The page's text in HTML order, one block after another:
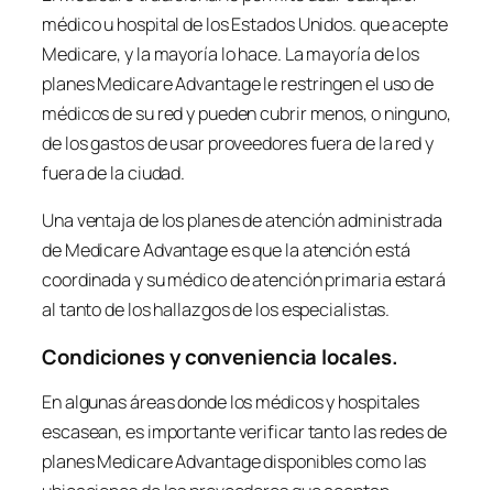
médico u hospital de los Estados Unidos. que acepte
Medicare, y la mayoría lo hace. La mayoría de los
planes Medicare Advantage le restringen el uso de
médicos de su red y pueden cubrir menos, o ninguno,
de los gastos de usar proveedores fuera de la red y
fuera de la ciudad.
Una ventaja de los planes de atención administrada
de Medicare Advantage es que la atención está
coordinada y su médico de atención primaria estará
al tanto de los hallazgos de los especialistas.
Condiciones y conveniencia locales.
En algunas áreas donde los médicos y hospitales
escasean, es importante verificar tanto las redes de
planes Medicare Advantage disponibles como las